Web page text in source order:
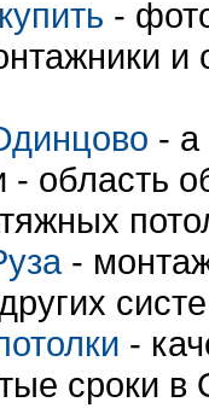
-
и
- а
- область
-
-
сроки